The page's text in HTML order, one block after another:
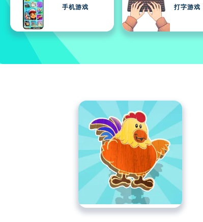
手机游戏 打字游戏
在这里你可以玩Woodcraft.